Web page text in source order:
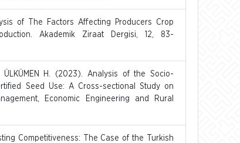
of The Factors Affecting Producers Crop
Akademik Ziraat Dergisi, 12, 83-
ÜLKÜMEN H. (2023). Analysis of the Socio-
Seed Use: A Cross-sectional Study on
Economic Engineering and Rural
Competitiveness: The Case of the Turkish